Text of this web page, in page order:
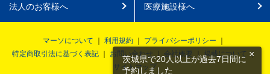
法人のお客様へ 医療施設様へ
マーソについて 利用規約
プライバシーポリシー
特定商取引法に基づく表記
お問い合わせ 会社概要
掲載について
サイトマップ
茨城県で20人以上が過去7日間に
予約しました
×